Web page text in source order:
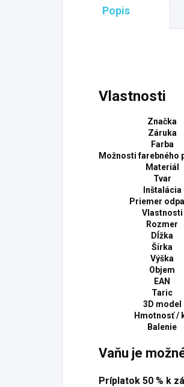
Popis
Vlastnosti
Značka
Záruka
Farba
Možnosti farebného
Materiál
Tvar
Inštalácia
Priemer
Vlastnosti
Rozmer
Dĺžka
Šírka
Výška
Objem
EAN
Taric
3D model
Hmotnosť /
Balenie
Vaňu je
Príplatok 50 % k